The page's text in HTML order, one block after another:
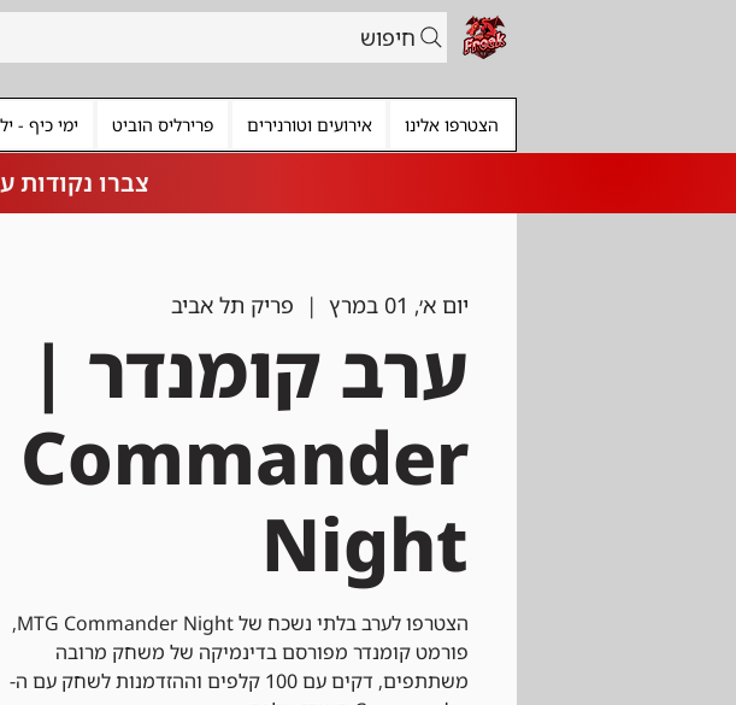
חיפוש
הצטרפו אלינו אירועים וטורנירים פרירליס הוביט ימי כיף -
צברו נקודות
יום א׳, 01 במרץ
  |
פריק תל אביב
ערב קומנדר |
Commander
Night
הצטרפו לערב בלתי נשכח של MTG Commander Night,
פורמט קומנדר מפורסם בדינמיקה של משחק מרובה
משתתפים, דקים עם 100 קלפים וההזדמנות לשחק עם ה-